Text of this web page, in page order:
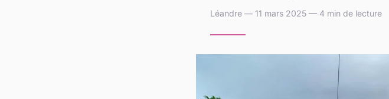
Léandre — 11 mars 2025 — 4 min de lecture